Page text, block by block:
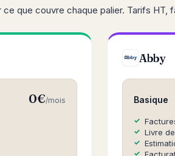
que couvre chaque palier. Tarifs HT,
0€/mois
Abby
Basique
Livre